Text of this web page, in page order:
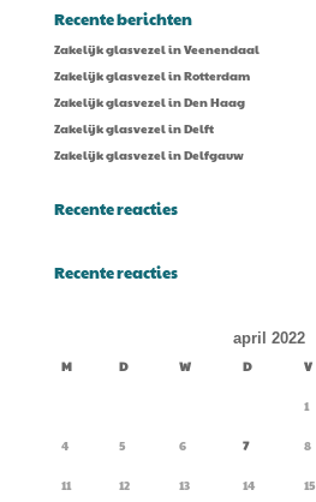
Recente berichten
Zakelijk glasvezel in Veenendaal
Zakelijk glasvezel in Rotterdam
Zakelijk glasvezel in Den Haag
Zakelijk glasvezel in Delft
Zakelijk glasvezel in Delfgauw
Recente reacties
Recente reacties
april 2022
M D W D V
1
4 5 6 7 8
11 12 13 14 15